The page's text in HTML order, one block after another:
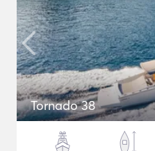
Tornado 38